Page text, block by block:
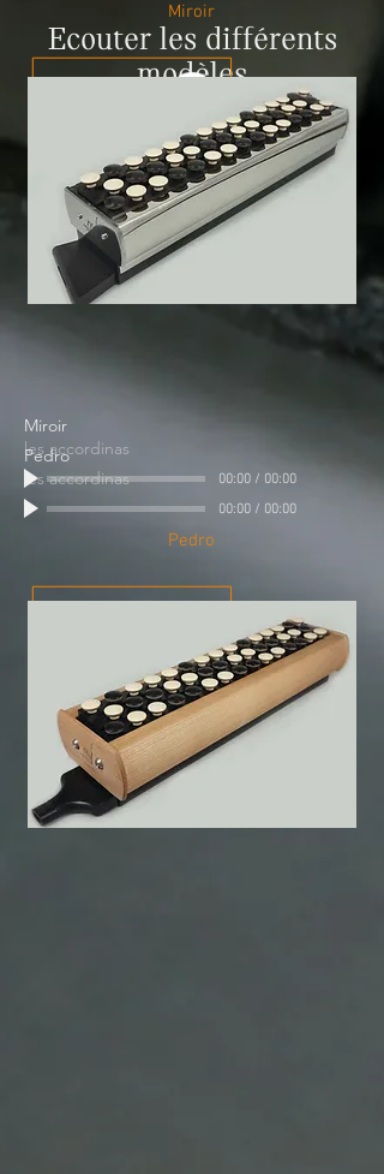
Ecouter les différents
modèles
Miroir
Miroir
les accordinas
00:00/ 00:00
Pedro
les accordinas
00:00/ 00:00
Pedro